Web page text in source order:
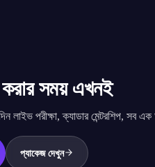
সময় এখনই
পরীক্ষা, ক্যাডার মেন্টরশিপ, সব এক
প্যাকেজ দেখুন